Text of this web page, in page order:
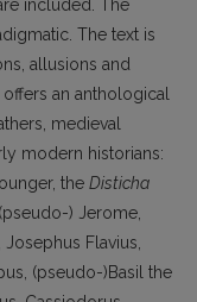
included. The
The text is
allusions and
an anthological
medieval
modern historians:
the Disticha
) Jerome,
Flavius,
(pseudo-)Basil the